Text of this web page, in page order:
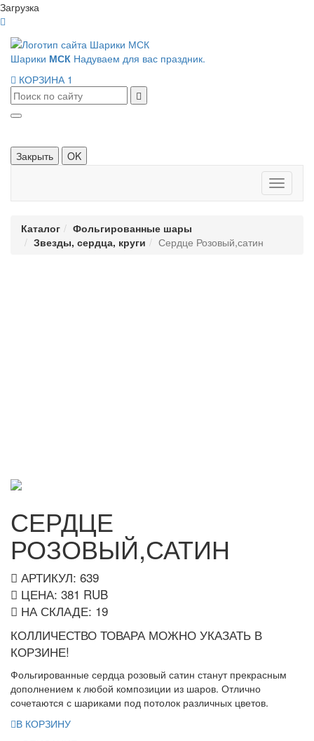
Загрузка
Шарики МСК Надуваем для вас праздник.
КОРЗИНА 1
Закрыть OK
Панель
Каталог
Фольгированные шары
Звезды, сердца, круги
Сердце Розовый,сатин
СЕРДЦЕ
РОЗОВЫЙ,САТИН
АРТИКУЛ: 639
ЦЕНА: 381 RUB
НА СКЛАДЕ: 19
КОЛЛИЧЕСТВО ТОВАРА МОЖНО УКАЗАТЬ В
КОРЗИНЕ!
Фольгированные сердца розовый сатин станут прекрасным
дополнением к любой композиции из шаров. Отлично
сочетаются с шариками под потолок различных цветов.
В КОРЗИНУ